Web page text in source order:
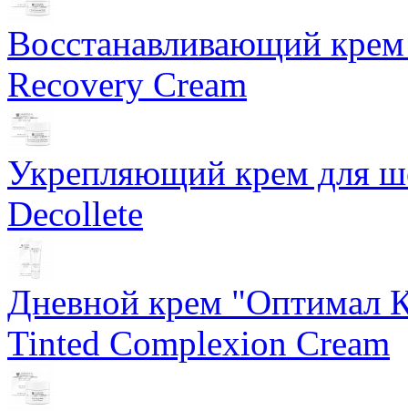
Восстанавливающий
Recovery Cream
Укрепляющий крем для
Decollete
Дневной крем "Оптимал
Tinted Complexion Cream